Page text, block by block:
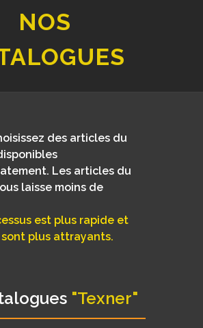
NOS
des articles du
Les articles du
laisse moins de
est plus rapide et
sont plus attrayants.
"Texner"